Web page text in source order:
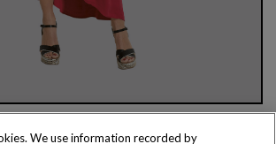
We use information recorded by